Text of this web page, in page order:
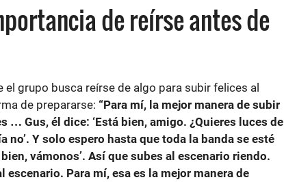
de reírse antes de
el grupo busca reírse de algo para subir felices al
de prepararse: “Para mí, la mejor manera de subir
… Gus, él dice: ‘Está bien, amigo. ¿Quieres luces de
no’. Y solo espero hasta que toda la banda se esté
vámonos’. Así que subes al escenario riendo.
Para mí, esa es la mejor manera de